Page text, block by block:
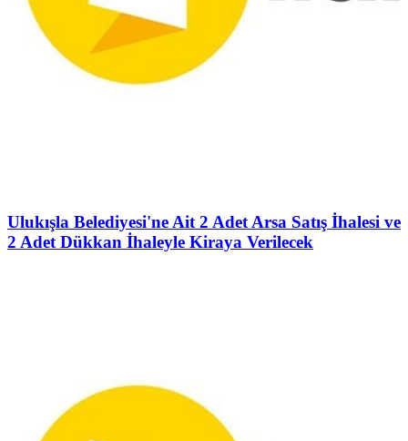
Ulukışla Belediyesi'ne Ait 2 Adet Arsa Satış İhalesi ve
2 Adet Dükkan İhaleyle Kiraya Verilecek